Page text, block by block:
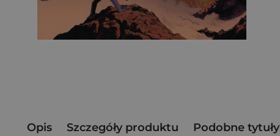
Opis Szczegóły produktu Podobne tytuły